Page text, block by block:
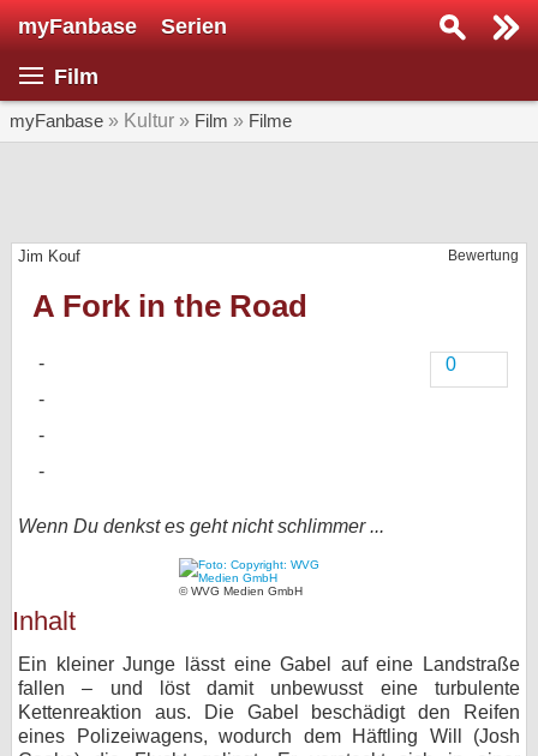
myFanbase Serien
Film
myFanbase » Kultur » Film » Filme
Bewertung
Jim Kouf
A Fork in the Road
0
Wenn Du denkst es geht nicht schlimmer ...
© WVG Medien GmbH
Inhalt
Ein kleiner Junge lässt eine Gabel auf eine Landstraße
fallen – und löst damit unbewusst eine turbulente
Kettenreaktion aus. Die Gabel beschädigt den Reifen
eines Polizeiwagens, wodurch dem Häftling Will (Josh
Serie suchen...
SERIEN
Veranstaltungen
Forum
bei X
Kontakt
Nutzungsbedingungen